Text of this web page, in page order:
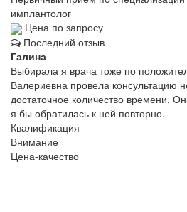
имплантолог
Цена по запросу
Последний отзыв
Галина
Выбирала я врача тоже по
Валериевна провела консультацию
достаточное количество времени.
я бы обратилась к ней повторно.
Квалификация
Внимание
Цена-качество